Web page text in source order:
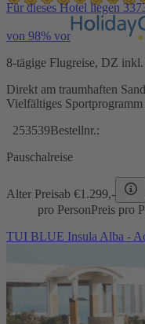
Für dieses Hotel liegen
von 98% vor
8-tägige Flugreise, DZ
Direkt am traumhaften
Vielfältiges
253539Bestellnr.:
Pauschalreise
Alter Preisab €1.299,-
pro PersonPreis pro
TUI BLUE Insula Alba -